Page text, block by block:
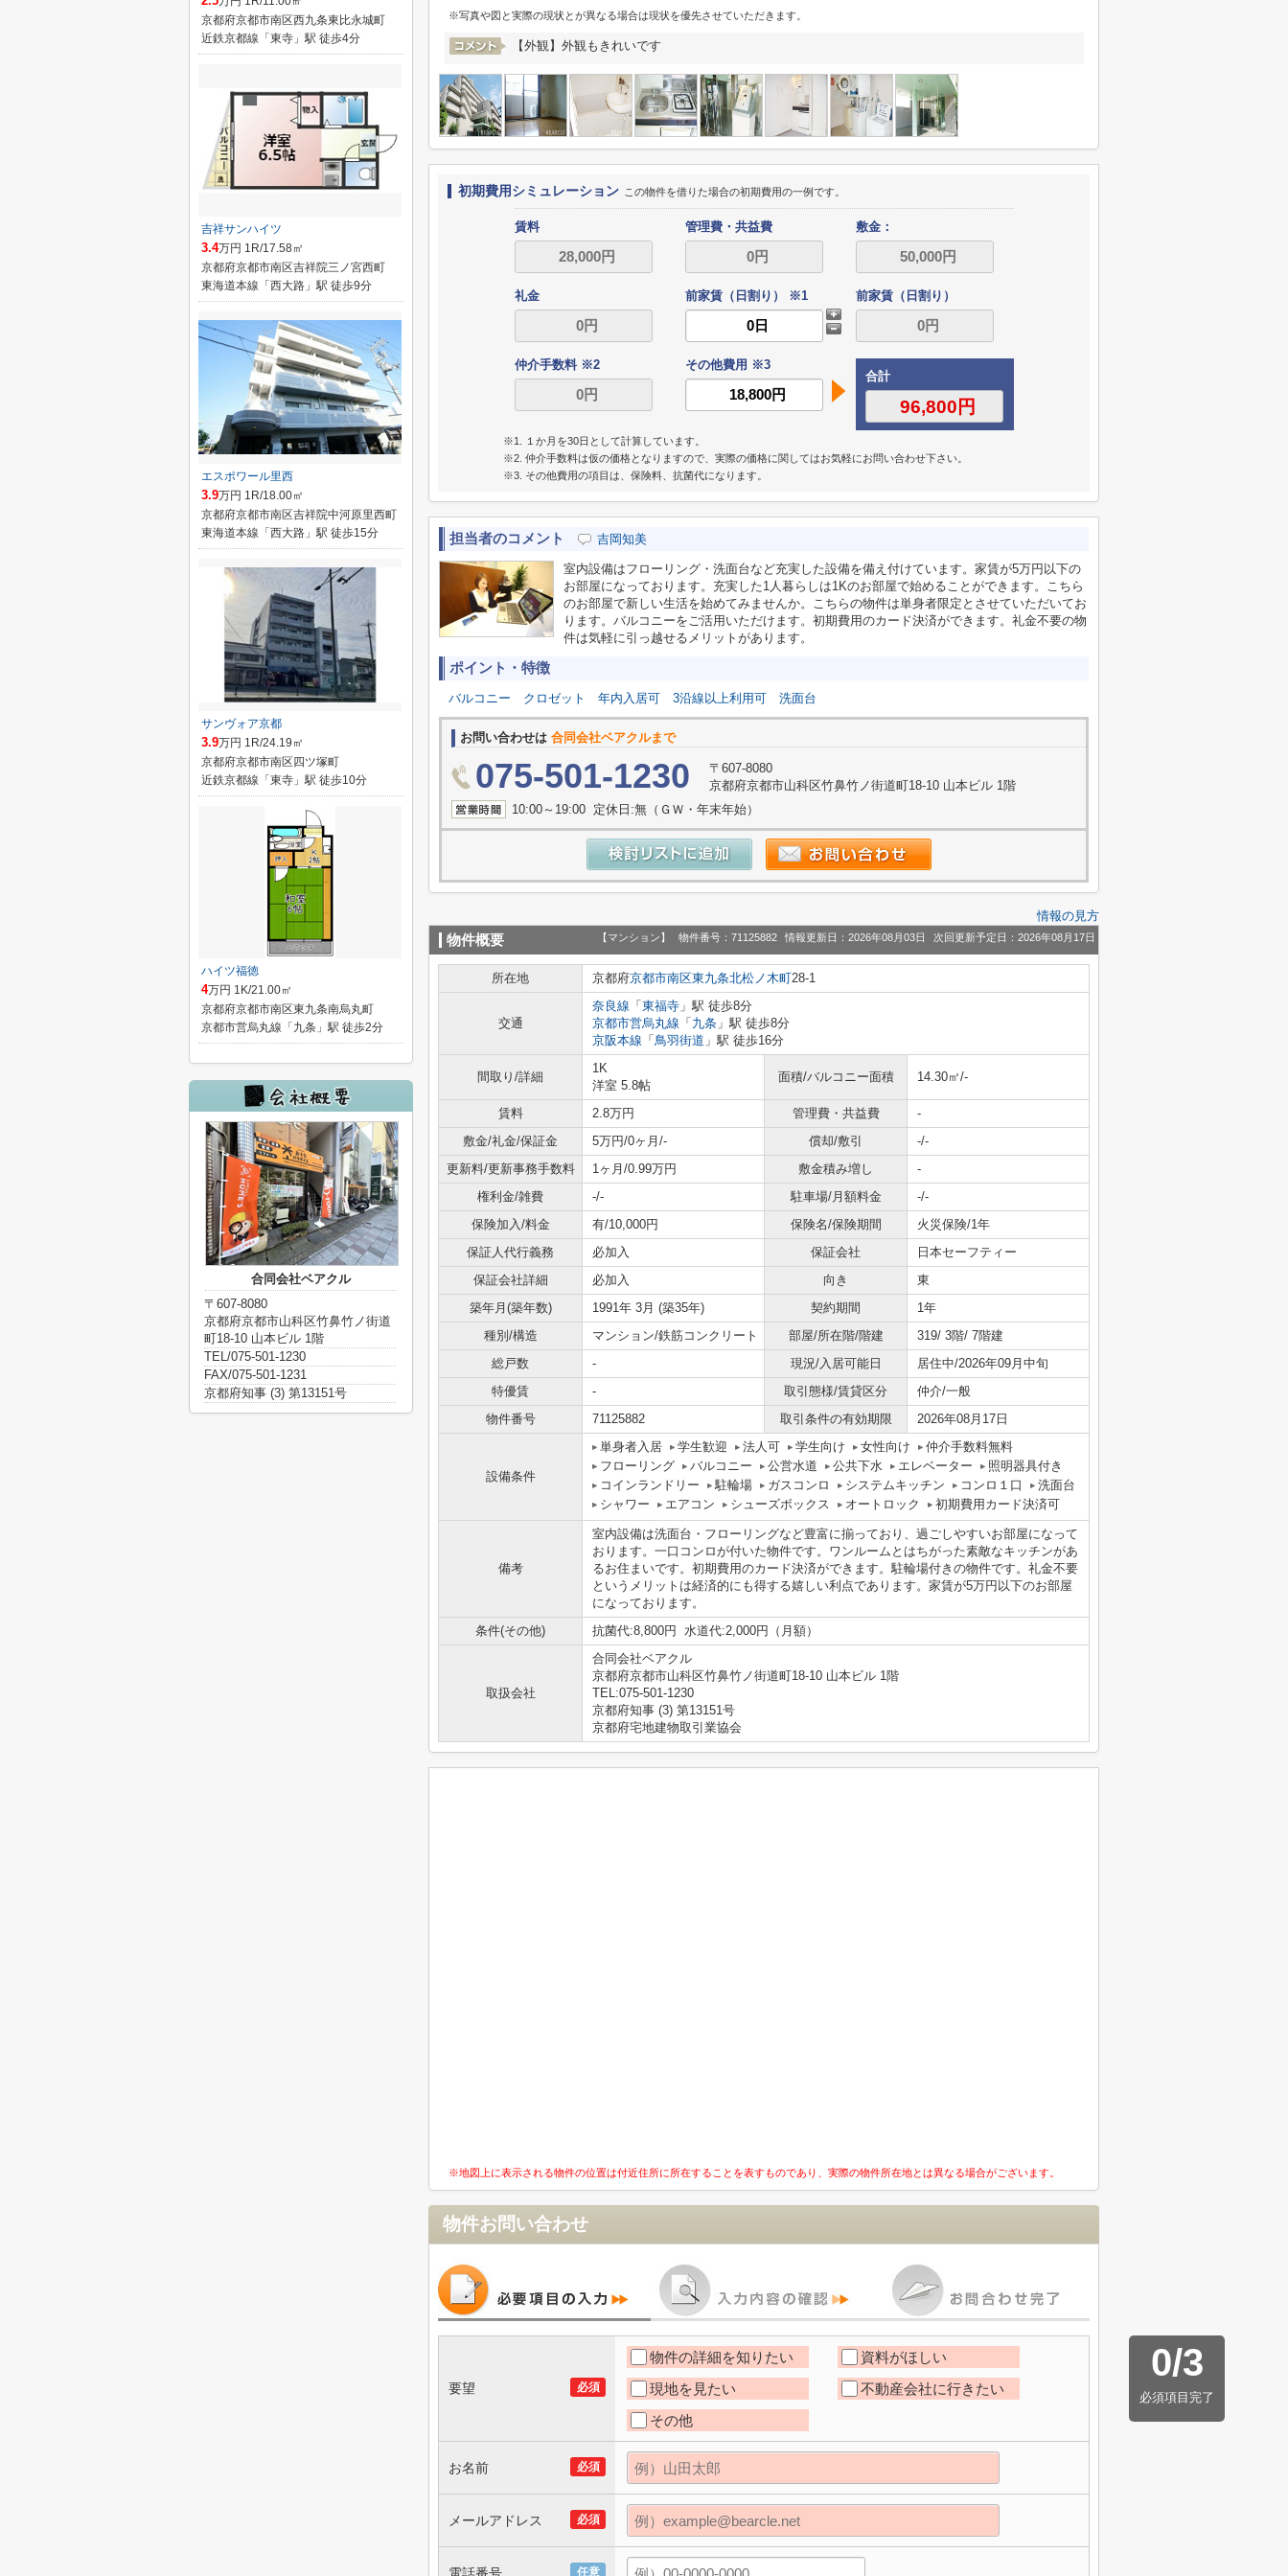
※写真や図と実際の現状とが異なる場合は現状を優先させていただきます。
【外観】外観もきれいです
初期費用シミュレーション この物件を借りた場合の初期費用の一例です。
賃料 管理費・共益費 敷金：
礼金 前家賃（日割り） ※1 前家賃（日割り）
仲介手数料 ※2
その他費用 ※3
合計
※1. １か月を30日として計算しています。
※2. 仲介手数料は仮の価格となりますので、実際の価格に関してはお気軽にお問い合わせ下さい。
※3. その他費用の項目は、保険料、抗菌代になります。
担当者のコメント 吉岡知美
室内設備はフローリング・洗面台など充実した設備を備え付けています。家賃が5万円以下の
お部屋になっております。充実した1人暮らしは1Kのお部屋で始めることができます。こちら
のお部屋で新しい生活を始めてみませんか。こちらの物件は単身者限定とさせていただいてお
ります。バルコニーをご活用いただけます。初期費用のカード決済ができます。礼金不要の物
件は気軽に引っ越せるメリットがあります。
ポイント・特徴
バルコニー クロゼット 年内入居可 3沿線以上利用可 洗面台
お問い合わせは 合同会社ベアクルまで
075-501-1230
〒607-8080
京都府京都市山科区竹鼻竹ノ街道町18-10 山本ビル 1階
10:00～19:00 定休日:無（ＧＷ・年末年始）
情報の見方
物件概要 【マンション】 物件番号：71125882 情報更新日：2026年08月03日 次回更新予定日：2026年08月17日
所在地 京都府京都市南区東九条北松ノ木町28-1
交通
奈良線 「 東福寺 」駅 徒歩8分
京都市営烏丸線 「 九条 」駅 徒歩8分
京阪本線 「 鳥羽街道 」駅 徒歩16分
間取り/詳細
1K
洋室 5.8帖
面積/バルコニー面積 14.30㎡/-
賃料 2.8万円 管理費・共益費
-
敷金/礼金/保証金
5万円/0ヶ月/- 償却/敷引
-/-
更新料/更新事務手数料
1ヶ月/0.99万円 敷金積み増し
-
権利金/雑費
-/- 駐車場/月額料金
-/-
保険加入/料金
有/10,000円 保険名/保険期間
火災保険/1年
保証人代行義務
必加入 保証会社
日本セーフティー
保証会社詳細
必加入 向き
東
築年月(築年数)
1991年 3月 (築35年) 契約期間
1年
種別/構造
マンション/鉄筋コンクリート 部屋/所在階/階建
319/ 3階/ 7階建
総戸数
- 現況/入居可能日
居住中/2026年09月中旬
特優賃
- 取引態様/賃貸区分
仲介/一般
物件番号
71125882 取引条件の有効期限 2026年08月17日
設備条件
単身者入居 学生歓迎 法人可 学生向け 女性向け
仲介手数料無料
フローリング
バルコニー 公営水道 公共下水 エレベーター
照明器具付き
コインランドリー
駐輪場 ガスコンロ システムキッチン コンロ１口
洗面台
シャワー
エアコン シューズボックス オートロック 初期費用カード決済可
備考
室内設備は洗面台・フローリングなど豊富に揃っており、過ごしやすいお部屋になって
おります。一口コンロが付いた物件です。ワンルームとはちがった素敵なキッチンがあ
るお住まいです。初期費用のカード決済ができます。駐輪場付きの物件です。礼金不要
というメリットは経済的にも得する嬉しい利点であります。家賃が5万円以下のお部屋
になっております。
条件(その他)
抗菌代:8,800円 水道代:2,000円（月額）
取扱会社
合同会社ベアクル
京都府京都市山科区竹鼻竹ノ街道町18-10 山本ビル 1階
TEL:075-501-1230
京都府知事 (3) 第13151号
京都府宅地建物取引業協会
※地図上に表示される物件の位置は付近住所に所在することを表すものであり、実際の物件所在地とは異なる場合がございます。
物件お問い合わせ
0/3
必須項目完了
必須
要望
物件の詳細を知りたい
資料がほしい
現地を見たい
不動産会社に行きたい
その他
必須
お名前
必須
メールアドレス
任意
京都府京都市南区西九条東比永城町
近鉄京都線「東寺」駅 徒歩4分
吉祥サンハイツ
3.4万円 1R/17.58㎡
京都府京都市南区吉祥院三ノ宮西町
東海道本線「西大路」駅 徒歩9分
エスポワール里西
3.9万円 1R/18.00㎡
京都府京都市南区吉祥院中河原里西町
東海道本線「西大路」駅 徒歩15分
サンヴォア京都
3.9万円 1R/24.19㎡
京都府京都市南区四ツ塚町
近鉄京都線「東寺」駅 徒歩10分
ハイツ福徳
4万円 1K/21.00㎡
京都府京都市南区東九条南烏丸町
京都市営烏丸線「九条」駅 徒歩2分
合同会社ベアクル
〒607-8080
京都府京都市山科区竹鼻竹ノ街道
町18-10 山本ビル 1階
TEL/075-501-1230
FAX/075-501-1231
京都府知事 (3) 第13151号